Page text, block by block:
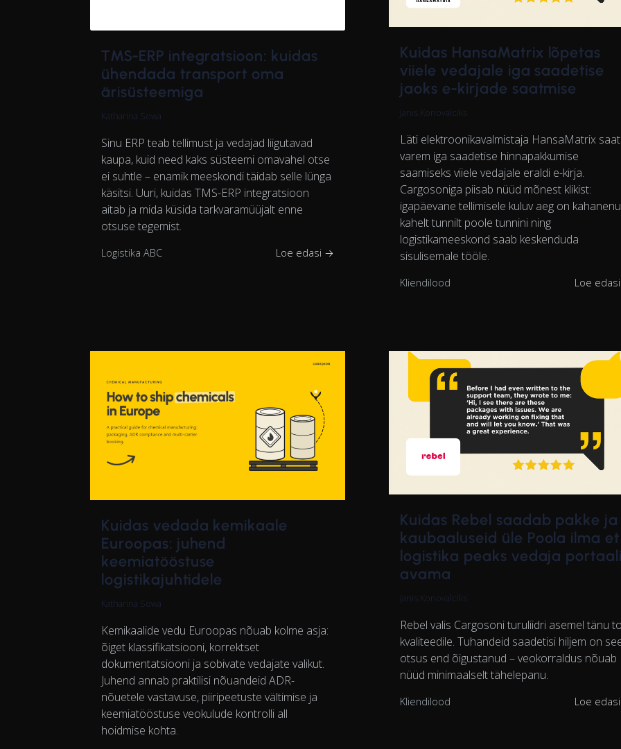
TMS-ERP integratsioon: kuidas
ühendada transport oma
ärisüsteemiga
Katharina Sowa
Sinu ERP teab tellimust ja vedajad liigutavad
kaupa, kuid need kaks süsteemi omavahel otse
ei suhtle – enamik meeskondi täidab selle lünga
käsitsi. Uuri, kuidas TMS-ERP integratsioon
aitab ja mida küsida tarkvaramüüjalt enne
otsuse tegemist.
Logistika ABC Loe edasi →
Kuidas HansaMatrix lõpetas
viiele vedajale iga saadetise
jaoks e-kirjade saatmise
Janis Konovalciks
Läti elektroonikavalmistaja HansaMatrix
varem iga saadetise hinnapakkumise
saamiseks viiele vedajale eraldi e-kirja.
Cargosoniga piisab nüüd mõnest klikist:
igapäevane tellimisele kuluv aeg on
kahelt tunnilt poole tunnini ning
logistikameeskond saab keskenduda
sisulisemale tööle.
Kliendilood Loe
Kuidas vedada kemikaale
Euroopas: juhend
keemiatööstuse
logistikajuhtidele
Katharina Sowa
Kemikaalide vedu Euroopas nõuab kolme asja:
õiget klassifikatsiooni, korrektset
dokumentatsiooni ja sobivate vedajate valikut.
Juhend annab praktilisi nõuandeid ADR-
nõuetele vastavuse, piiripeetuste vältimise ja
keemiatööstuse veokulude kontrolli all
hoidmise kohta.
Kuidas Rebel saadab pakke ja
kaubaaluseid üle Poola ilma et
logistika peaks vedaja portaali
avama
Janis Konovalciks
Rebel valis Cargosoni turuliidri asemel tänu
kvaliteedile. Tuhandeid saadetisi hiljem on
otsus end õigustanud – veokorraldus nõuab
nüüd minimaalselt tähelepanu.
Kliendilood Loe